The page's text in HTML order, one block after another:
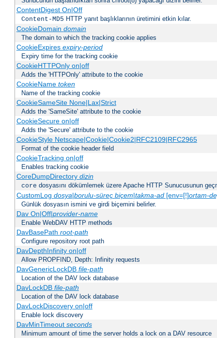
ContentDigest On|Off
Content-MD5 HTTP yanıt başlıklarının üretimini etkin kılar.
CookieDomain domain
The domain to which the tracking cookie applies
CookieExpires expiry-period
Expiry time for the tracking cookie
CookieHTTPOnly on|off
Adds the 'HTTPOnly' attribute to the cookie
CookieName token
Name of the tracking cookie
CookieSameSite None|Lax|Strict
Adds the 'SameSite' attribute to the cookie
CookieSecure on|off
Adds the 'Secure' attribute to the cookie
CookieStyle Netscape|Cookie|Cookie2|RFC2109|RFC2965
Format of the cookie header field
CookieTracking on|off
Enables tracking cookie
CoreDumpDirectory dizin
core dosyasını dökümlemek üzere Apache HTTP Sunucusunun
CustomLog dosya|borulu-süreç biçem|takma-ad[env=[!]ortam-
Günlük dosyasın ismini ve girdi biçemini belirler.
Dav On|Off|provider-name
Enable WebDAV HTTP methods
DavBasePath root-path
Configure repository root path
DavDepthInfinity on|off
Allow PROPFIND, Depth: Infinity requests
DavGenericLockDB file-path
Location of the DAV lock database
DavLockDB file-path
Location of the DAV lock database
DavLockDiscovery on|off
Enable lock discovery
DavMinTimeout seconds
Minimum amount of time the server holds a lock on a DAV resource